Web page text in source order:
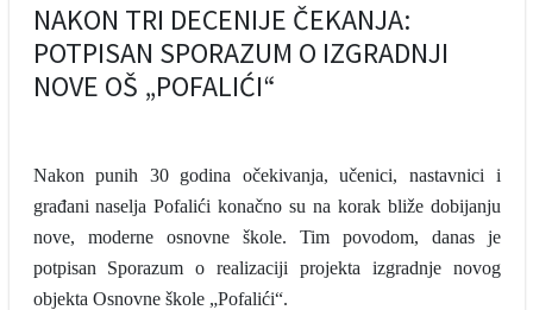
NAKON TRI DECENIJE ČEKANJA:
POTPISAN SPORAZUM O IZGRADNJI
NOVE OŠ „POFALIĆI“
Nakon punih 30 godina očekivanja, učenici, nastavnici i
građani naselja Pofalići konačno su na korak bliže dobijanju
nove, moderne osnovne škole. Tim povodom, danas je
potpisan Sporazum o realizaciji projekta izgradnje novog
objekta Osnovne škole „Pofalići“.